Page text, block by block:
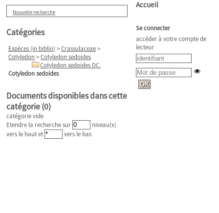
Nouvelle recherche
Catégories
Espèces (in biblio) >Crassulaceae>
Cotyledon >Cotyledon sedoides
Cotyledon sedoides DC.
Cotyledon sedoides
Documents disponibles dans cette
catégorie (0)
catégorie vide
Etendre la recherche sur
niveau(x)
vers le haut et
vers le bas
Accueil
Se connecter
accéder à votre compte de
lecteur